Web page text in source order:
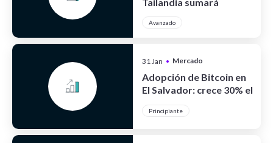
Tailandia sumará
Avanzado
31 Jan • Mercado
Adopción de Bitcoin en
El Salvador: crece 30% el
Principiante